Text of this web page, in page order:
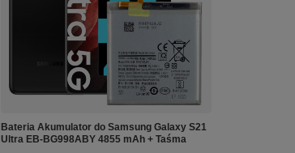
Bateria Akumulator do Samsung Galaxy S21
Ultra EB-BG998ABY 4855 mAh + Taśma